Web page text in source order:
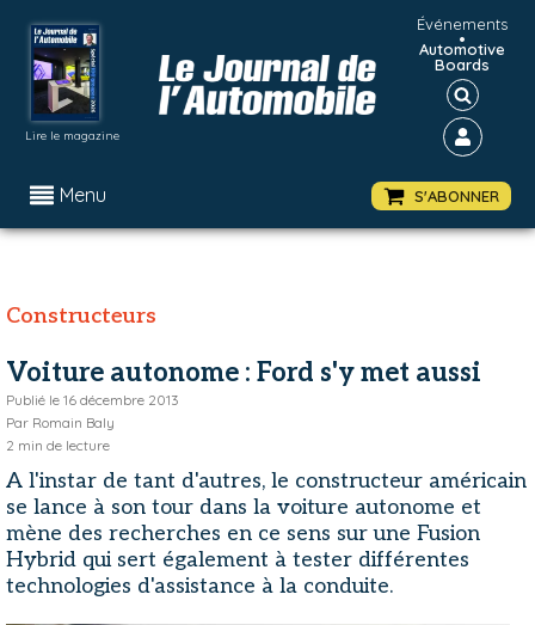
Lire le magazine
Événements
•
Automotive
Boards
Menu S'ABONNER
Constructeurs
Voiture autonome : Ford s'y met aussi
Publié le 16 décembre 2013
Par Romain Baly
2 min de lecture
A l'instar de tant d'autres, le constructeur américain
se lance à son tour dans la voiture autonome et
mène des recherches en ce sens sur une Fusion
Hybrid qui sert également à tester différentes
technologies d'assistance à la conduite.